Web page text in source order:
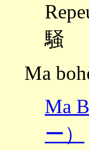
騒
Ma
Ma
ー）